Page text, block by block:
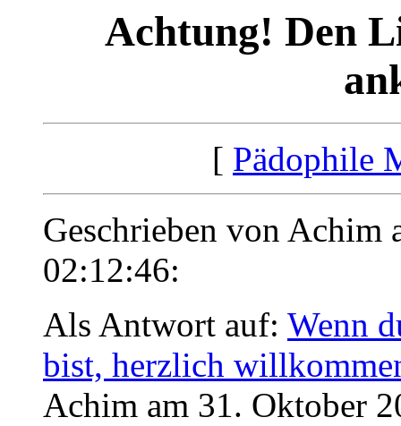
Achtung! Den
[ Pädophile
Geschrieben von Achim
02:12:46:
Als Antwort auf: Wenn
bist, herzlich
Achim am 31. Oktober